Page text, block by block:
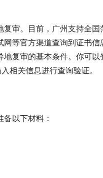
审。目前，广州支持全
等官方渠道查询到证书
复审的基本条件。你可
相关信息进行查询验证。
以下材料：